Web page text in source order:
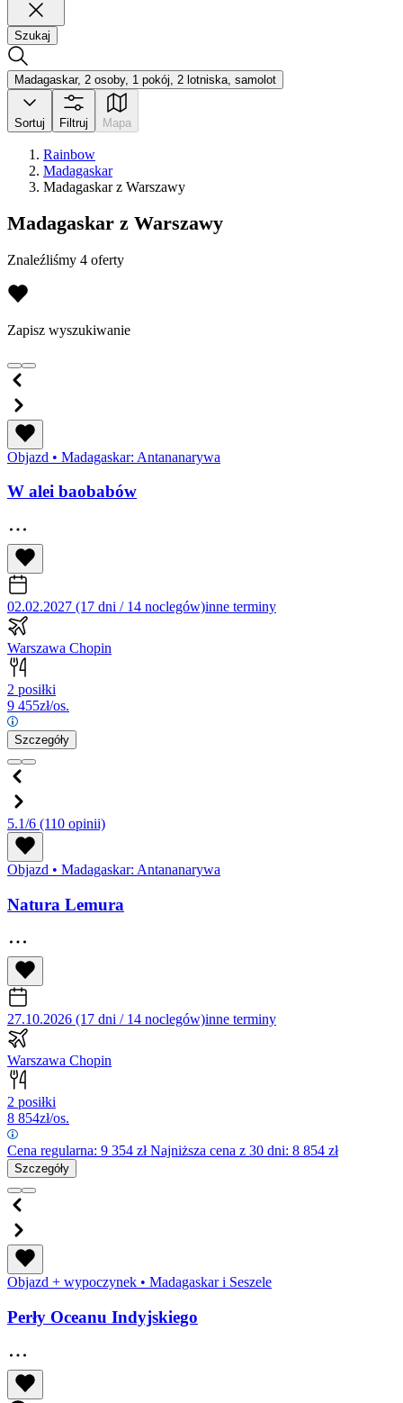
Szukaj
Madagaskar, 2 osoby, 1 pokój, 2 lotniska, samolot
Sortuj Filtruj Mapa
Rainbow
Madagaskar
Madagaskar z Warszawy
Madagaskar z Warszawy
Znaleźliśmy 4 oferty
Zapisz wyszukiwanie
Objazd • Madagaskar: Antananarywa
W alei baobabów
02.02.2027 (17 dni / 14 noclegów)inne terminy
Warszawa Chopin
2 posiłki
9 455zł/os.
Szczegóły
5.1/6 (110 opinii)
Objazd • Madagaskar: Antananarywa
Natura Lemura
27.10.2026 (17 dni / 14 noclegów)inne terminy
Warszawa Chopin
2 posiłki
8 854zł/os.
Cena regularna: 9 354 złNajniższa cena z 30 dni: 8 854 zł
Szczegóły
Objazd + wypoczynek • Madagaskar i Seszele
Perły Oceanu Indyjskiego